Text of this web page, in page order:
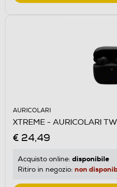
AURICOLARI
XTREME - AURICOLARI
€ 24,49
Acquisto online: disponibile
Ritiro in negozio: non